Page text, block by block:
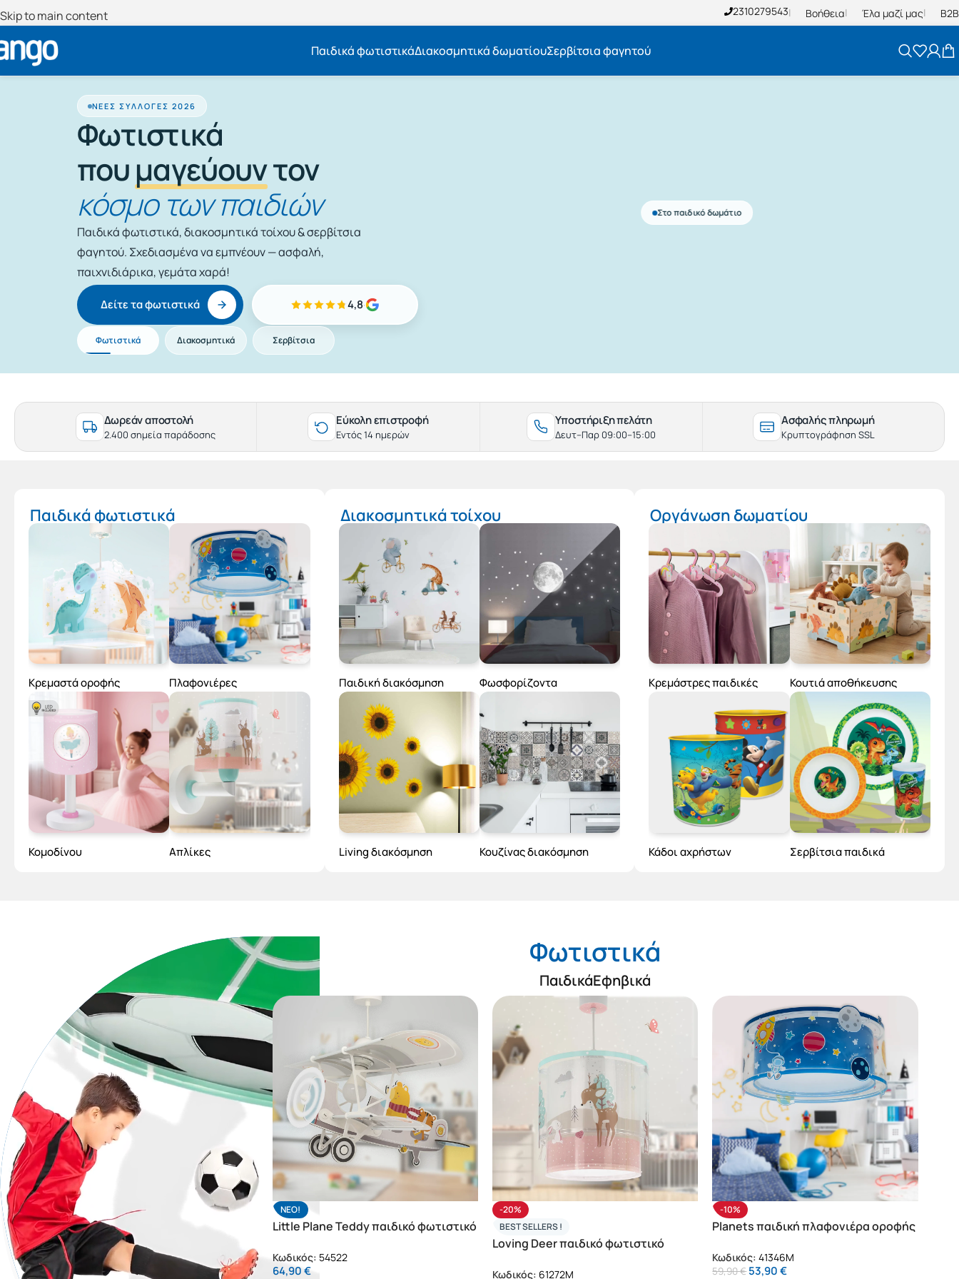
Skip to main content 2310279543 Βοήθεια Έλα μαζί μας B2B
Παιδικά φωτιστικάΔιακοσμητικά δωματίουΣερβίτσια φαγητού
Εκπτώσεις μέχρι τις 25 Αυγούστου
ΝΈΕΣ ΣΥΛΛΟΓΈΣ 2026
Φωτιστικά
πουμαγεύουντον
κόσμο των παιδιών
Παιδικά φωτιστικά, διακοσμητικά τοίχου & σερβίτσια
φαγητού. Σχεδιασμένα να εμπνέουν — ασφαλή,
παιχνιδιάρικα, γεμάτα χαρά!
Δείτε τα φωτιστικά 4,8·
Φωτιστικά Διακοσμητικά Σερβίτσια
Αναμμένο
Δωρεάν αποστολή
2.400 σημεία παράδοσης
Εύκολη επιστροφή
Εντός 14 ημερών
Υποστήριξη πελάτη
Δευτ–Παρ 09:00–15:00
Ασφαλής πληρωμή
Κρυπτογράφηση SSL
Παιδικά φωτιστικά
Κρεμαστά οροφής Πλαφονιέρες
Κομοδίνου Απλίκες
Διακοσμητικά τοίχου
Παιδική διακόσμηση Φωσφορίζοντα
Living διακόσμηση Κουζίνας διακόσμηση
Οργάνωση δωματίου
Κρεμάστρες παιδικές Κουτιά αποθήκευσης
Κάδοι αχρήστων Σερβίτσια παιδικά
Φωτιστικά
ΠαιδικάΕφηβικά
NΕΟ!
Little Plane Teddy παιδικό φωτιστικό
Κωδικός: 54522
64,90€
-20%
BEST SELLERS !
Loving Deer παιδικό φωτιστικό
Κωδικός: 61272M
-10%
Planets παιδική πλαφονιέρα οροφής
Κωδικός:41346M
59,90€ 53,90€